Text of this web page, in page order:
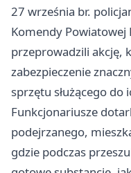
27 września br.
Komendy Powiatowej
przeprowadzili akcję,
zabezpieczenie
sprzętu służącego do
Funkcjonariusze
podejrzanego,
gdzie podczas